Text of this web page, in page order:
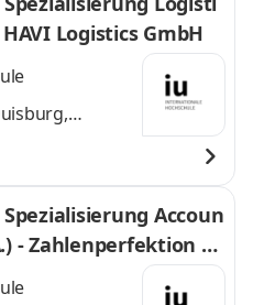
Logistics GmbH
Accoun
- Zahlenperfektion G